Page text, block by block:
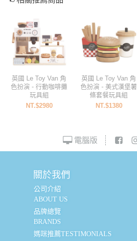
英國 Le Toy Van 角
色扮演 - 行動咖啡攤
玩具組
NT.$2980
英國 Le Toy Van 角
色扮演 - 美式漢堡薯
條套餐玩具組
NT.$1380
電腦版
關於我們
公司介紹
ABOUT US
品牌總覽
BRANDS
媽咪推薦TESTIMONIALS